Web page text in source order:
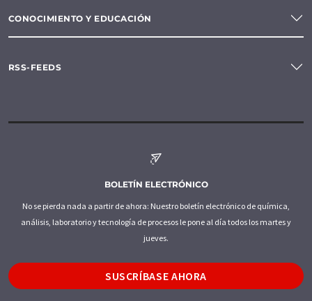
CONOCIMIENTO Y EDUCACIÓN
RSS-FEEDS
BOLETÍN ELECTRÓNICO
No se pierda nada a partir de ahora: Nuestro boletín electrónico de química,
análisis, laboratorio y tecnología de procesos le pone al día todos los martes y
jueves.
SUSCRÍBASE AHORA